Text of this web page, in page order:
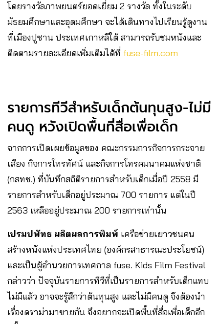
โดยรางวัลภาพยนตร์ยอดเยี่ยม 2 รางวัล ทั้งในระดับ
มัธยมศึกษาและอุดมศึกษา จะได้เดินทางไปเรียนรู้ดูงาน
ที่เมืองปูซาน ประเทศเกาหลีใต้ สามารถรับชมหนังและ
ติดตามรายละเอียดเพิ่มเติมได้ที่ fuse-film.com
รายการทีวีสำหรับเด็กต้นทุนสูง-ไม่มี
คนดู หวังเปิดพื้นที่สื่อเพื่อเด็ก
จากการเปิดเผยข้อมูลของ คณะกรรมการกิจการกระจาย
เสียง กิจการโทรทัศน์ และกิจการโทรคมนาคมแห่งชาติ
(กสทช.) ที่บันทึกสถิติรายการสำหรับเด็กเมื่อปี 2558 มี
รายการสำหรับเด็กอยู่ประมาณ 700 รายการ แต่ในปี
2563 เหลืออยู่ประมาณ 200 รายการเท่านั้น
เปรมปพัทธ ผลิตผลการพิมพ์ เครือข่ายเยาวชนคน
สร้างหนังแห่งประเทศไทย (องค์กรสาธารณะประโยชน์)
และเป็นผู้อำนวยการเทศกาล fuse. Kids Film Festival
กล่าวว่า ปัจจุบันรายการทีวีที่เป็นรายการสำหรับเด็กแทบ
ไม่มีแล้ว อาจจะรู้สึกว่าต้นทุนสูง และไม่มีคนดู จึงต้องนำ
เรื่องดราม่ามาขายกัน จึงอยากจะเปิดพื้นที่สื่อเพื่อเด็กอีก